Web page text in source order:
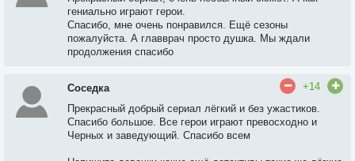
гениально играют герои.
Спасибо, мне очень понравился. Ещё сезоны
пожалуйста. А главврач просто душка. Мы ждали
продолжения спасибо
Соседка
+14
Прекрасный добрый сериал лёгкий и без ужастиков.
Спасибо большое. Все герои играют превосходно и
Черных и заведующий. Спасибо всем